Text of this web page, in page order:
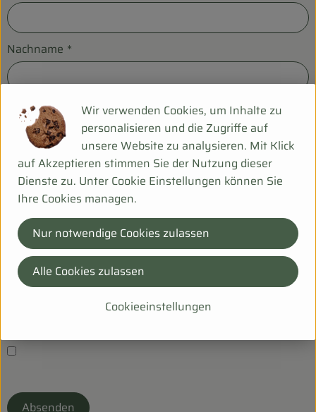
Nachname *
Telefon *
E-Mail *
Ihre Nachricht an uns *
Absenden
Wir verwenden Cookies, um Inhalte zu
personalisieren und die Zugriffe auf
unsere Website zu analysieren. Mit Klick
auf Akzeptieren stimmen Sie der Nutzung dieser
Dienste zu. Unter Cookie Einstellungen können Sie
Ihre Cookies managen.
Cookieeinstellungen
Nur notwendige Cookies zulassen
Alle Cookies zulassen